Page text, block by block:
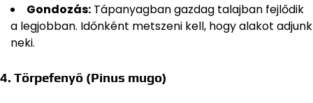
Gondozás: Tápanyagban gazdag talajban fejlődik
a legjobban. Időnként metszeni kell, hogy alakot adjunk
neki.
4. Törpefenyő (Pinus mugo)